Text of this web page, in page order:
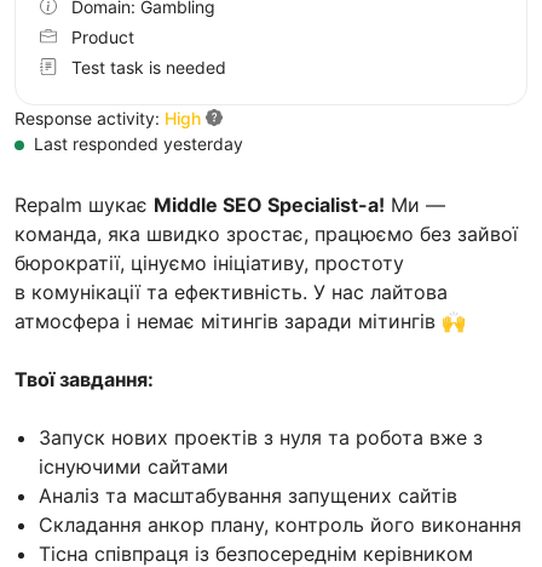
Repalm шукає Middle SEO Specialist-a! Ми —
команда, яка швидко зростає, працюємо без зайвої
бюрократії, цінуємо ініціативу, простоту
в комунікації та ефективність. У нас лайтова
атмосфера і немає мітингів заради мітингів 🙌
Твої завдання:
Запуск нових проектів з нуля та робота вже з
існуючими сайтами
Аналіз та масштабування запущених сайтів
Складання анкор плану, контроль його виконання
Тісна співпраця із безпосереднім керівником
Domain: Gambling
Product
Test task is needed
Response activity: High
Last responded yesterday